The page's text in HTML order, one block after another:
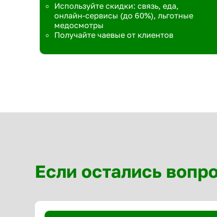
Используйте скидки: связь, еда,
онлайн-сервисы (до 60%), льготные
медосмотры
Получайте чаевые от клиентов
Если остались